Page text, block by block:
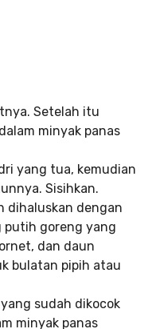
Setelah itu
minyak panas
yang tua, kemudian
Sisihkan.
dihaluskan dengan
putih goreng yang
dan daun
bulatan pipih atau
sudah dikocok
minyak panas